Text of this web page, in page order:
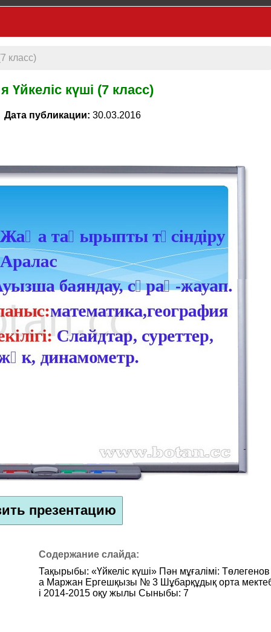
класс)
Үйкеліс күші (7 класс)
Дата публикации: 30.03.2016
презентацию
Тақырыбы: «Үйкеліс күші» Пән мұғалімі: Төлегенов
а Маржан Ергешқызы № 3 Шұбарқұдық орта
і 2014-2015 оқу жылы Сыныбы: 7